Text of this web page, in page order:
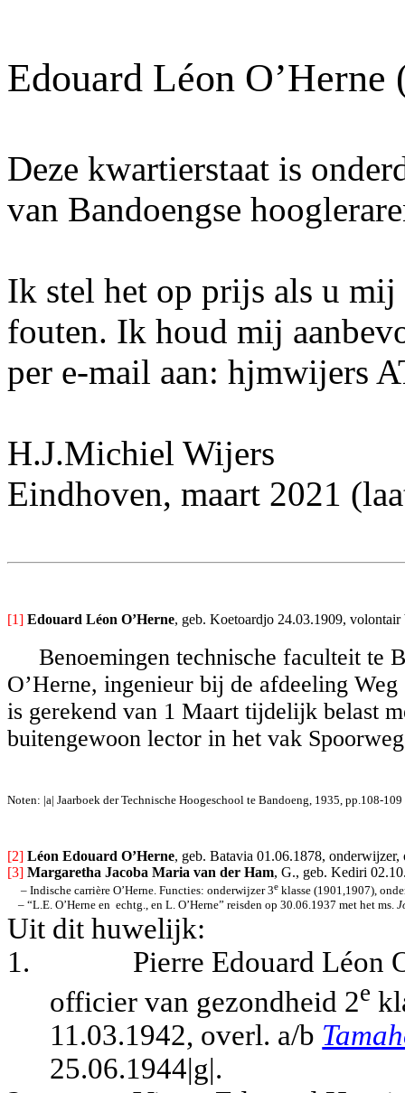
Edouard Léon O’Herne
Deze kwartierstaat is
van Bandoengse
Ik stel het op prijs als u mij
fouten. Ik houd mij
per e-mail aan: hjmwijers
H.J.Michiel Wijers
Eindhoven, maart 2021
[1] Edouard Léon O’Herne, geb. Koetoardjo 24.03.1909,
Benoemingen technische faculteit te
O’Herne, ingenieur bij de afdeeling
is gerekend van 1 Maart tijdelijk belast
buitengewoon lector in het vak
Noten: |a| Jaarboek der Technische Hoogeschool te Bandoeng, 1935, pp.108-
[2] Léon Edouard O’Herne, geb. Batavia 01.06.1878,
[3] Margaretha Jacoba Maria van der Ham, G., geb. Kediri
– Indische carrière O’Herne. Functies: onderwijzer 3e klasse (1901,1907),
– “L.E. O’Herne en echtg., en L. O’Herne” reisden op 30.06.1937 met het ms.
Uit dit huwelijk:
1.
Pierre Edouard Léon
officier van gezondheid 2e
11.03.1942, overl. a/b
25.06.1944|g|.